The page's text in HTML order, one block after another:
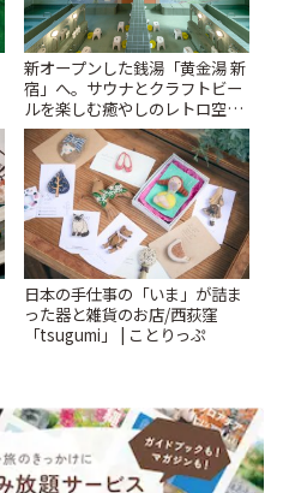
新オープンした銭湯「黄金湯 新
宿」へ。サウナとクラフトビー
ルを楽しむ癒やしのレトロ空間
| ことりっぷ
日本の手仕事の「いま」が詰ま
った器と雑貨のお店/西荻窪
「tsugumi」 | ことりっぷ